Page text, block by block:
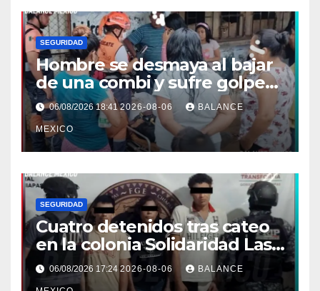
SEGURIDAD
Hombre se desmaya al bajar
de una combi y sufre golpe
en la cabeza en Tapachula
06/08/2026 18:412026-08-06 BALANCE
MEXICO
SEGURIDAD
Cuatro detenidos tras cateo
en la colonia Solidaridad Las
Vegas de Tapachula
06/08/2026 17:242026-08-06 BALANCE